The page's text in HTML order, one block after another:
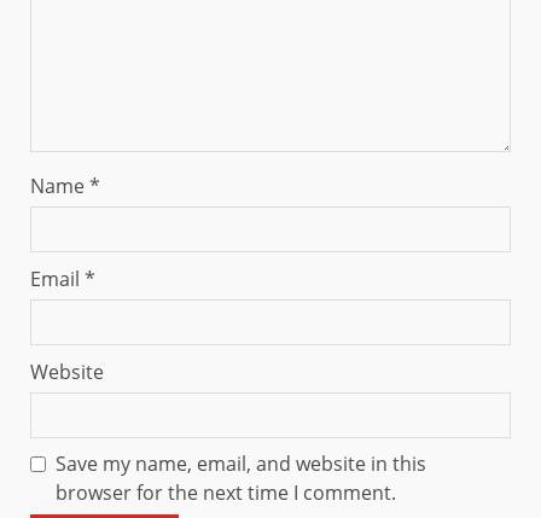
Name*
Email *
Website
Save my name, email, and website in this
browser for the next time I comment.